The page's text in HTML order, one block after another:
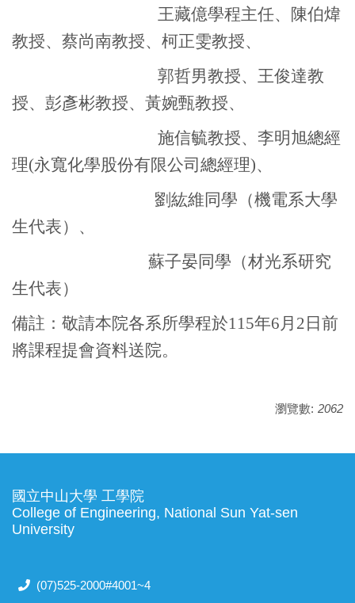
王藏億學程主任、陳伯煒
教授、蔡尚南教授、柯正雯教授、
郭哲男教授、王俊達教
授、彭彥彬教授、黃婉甄教授、
施信毓教授、李明旭總經
理(永寬化學股份有限公司總經理)、
劉紘維同學（機電系大學
生代表）、
蘇子晏同學（材光系研究
生代表）
備註：敬請本院各系所學程於115年6月 2 日前
將課程提會資料送院。
瀏覽數: 2062
國立中山大學 工學院
College of Engineering, National Sun Yat-sen
University
(07)525-2000#4001~4